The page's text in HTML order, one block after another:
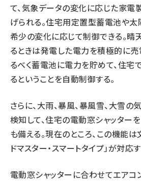
て、気象データの変化に応じた家
げられる。住宅用定置型蓄電池や太
希少の変化に応じて制御できる。晴
るときは発電した電力を積極的に売
るべく蓄電池に電力を貯めて、住宅
るということを自動制御する。
さらに、大雨、暴風、暴風雪、大雪の
検知して、住宅の電動窓シャッター
も備える。現在のところ、この機能は
ドマスター・スマートタイプ」が対応す
電動窓シャッターに合わせてエア